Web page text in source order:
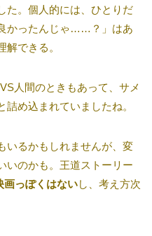
た。個人的には、ひとりだ
かったんじゃ……？」はあ
解できる。
人間のときもあって、サメ
詰め込まれていましたね。
いるかもしれませんが、変
いのかも。王道ストーリー
画っぽくはないし、考え方次